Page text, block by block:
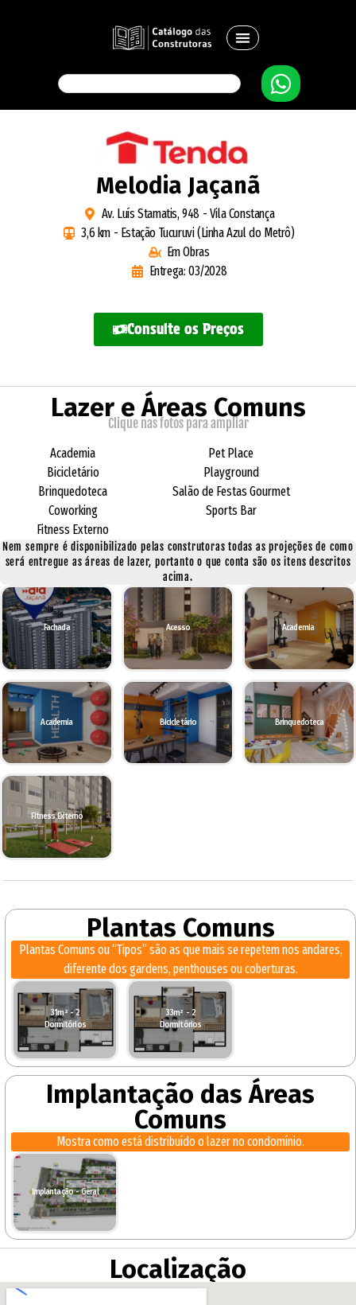
Melodia Jaçanã
Av. Luís Stamatis, 948 - Vila Constança
3,6 km - Estação Tucuruvi (Linha Azul do Metrô)
Em Obras
Entrega: 03/2028
Consulte os Preços
Lazer e Áreas Comuns
Clique nas fotos para ampliar
Academia
Bicicletário
Brinquedoteca
Coworking
Fitness Externo
Pet Place
Playground
Salão de Festas Gourmet
Sports Bar
Nem sempre é disponibilizado pelas construtoras todas as projeções de como
será entregue as áreas de lazer, portanto o que conta são os itens descritos
acima.
Fachada Acesso Academia
Academia Bicicletário Brinquedoteca
Fitness Externo
Plantas Comuns
Plantas Comuns ou “Tipos” são as que mais se repetem nos andares,
diferente dos gardens, penthouses ou coberturas.
31m² - 2
Dormitórios
33m² - 2
Dormitórios
Implantação das Áreas
Comuns
Mostra como está distribuído o lazer no condomínio.
Implantação - Geral
Localização